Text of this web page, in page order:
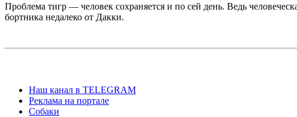
Проблема тигр — человек сохраняется и по сей день. Ведь
бортника недалеко от Дакки.
Наш канал в TELEGRAM
Реклама на портале
Собаки